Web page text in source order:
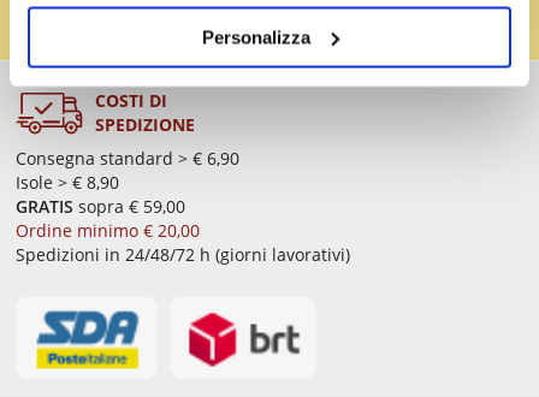
Personalizza
(almeno 3 fusti) e ricevi un buono da € 5,00 per ogni
clicca qui.
COSTI DI
SPEDIZIONE
Consegna standard > € 6,90
Isole > € 8,90
GRATIS sopra € 59,00
Ordine minimo € 20,00
Spedizioni in 24/48/72 h (giorni lavorativi)